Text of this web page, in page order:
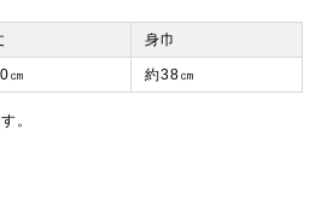
身巾
㎝ 約38㎝
。